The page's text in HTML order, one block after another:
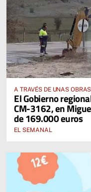
A TRAVÉS DE UNAS
El Gobierno
CM-3162, en
de 169.000 euros
EL SEMANAL